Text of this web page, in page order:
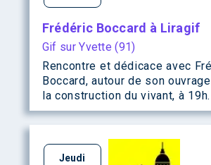
Frédéric Boccard à Liragif
Gif sur Yvette (91)
Rencontre et dédicace avec
Boccard, autour de son
la construction du vivant, à 19h.
Jeudi